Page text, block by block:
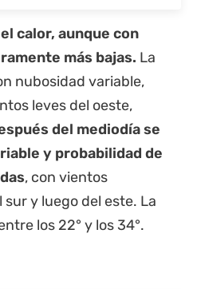
calor, aunque con
más bajas. La
nubosidad variable,
leves del oeste,
del mediodía se
y probabilidad de
, con vientos
y luego del este. La
los 22° y los 34°.